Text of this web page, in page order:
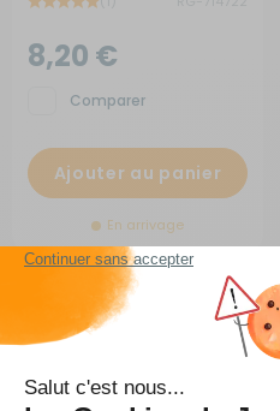
8,20 €
Comparer
Ajouter au panier
En arrivage